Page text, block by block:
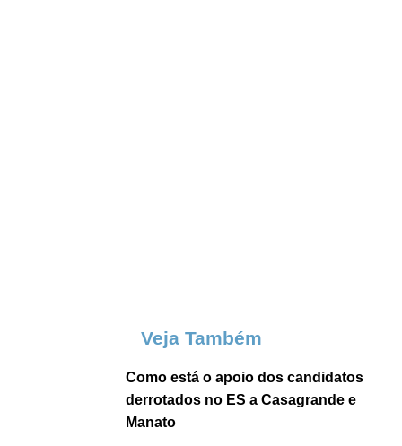
Veja Também
Como está o apoio dos candidatos
derrotados no ES a Casagrande e
Manato